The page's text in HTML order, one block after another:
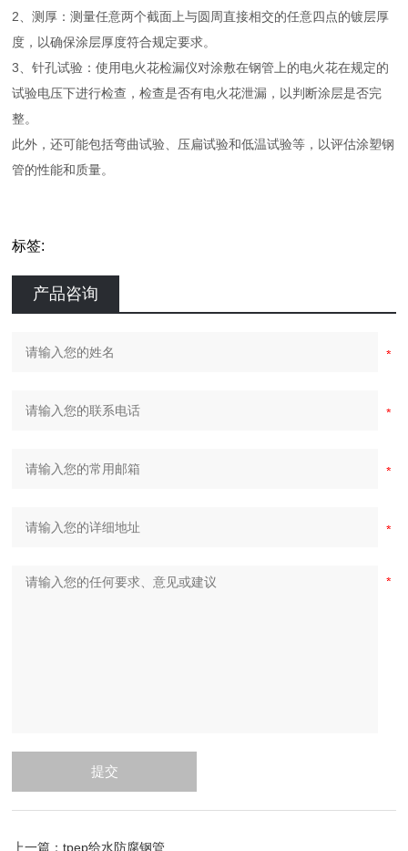
2、测厚：测量任意两个截面上与圆周直接相交的任意四点的镀层厚
度，以确保涂层厚度符合规定要求。
3、针孔试验：使用电火花检漏仪对涂敷在钢管上的电火花在规定的
试验电压下进行检查，检查是否有电火花泄漏，以判断涂层是否完
整。
此外，还可能包括弯曲试验、压扁试验和低温试验等，以评估涂塑钢
管的性能和质量。
标签:
产品咨询
上一篇：tpep给水防腐钢管